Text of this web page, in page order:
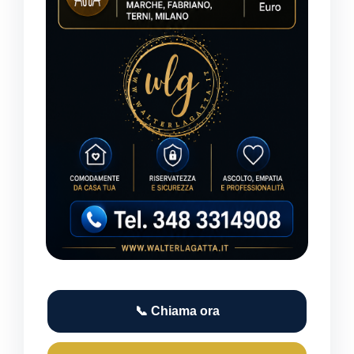
📞 Chiama ora